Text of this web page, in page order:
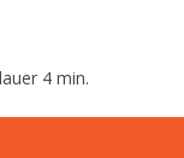
4 min.